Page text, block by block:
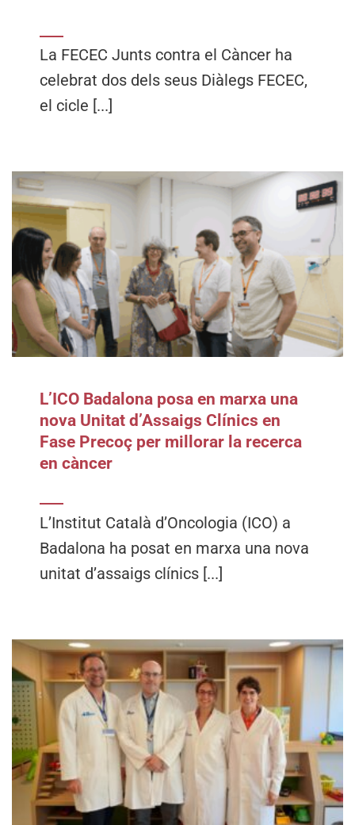
La FECEC Junts contra el Càncer ha
celebrat dos dels seus Diàlegs FECEC,
el cicle [...]
L’ICO Badalona posa en marxa una
nova Unitat d’Assaigs Clínics en
Fase Precoç per millorar la recerca
en càncer
L’Institut Català d’Oncologia (ICO) a
Badalona ha posat en marxa una nova
unitat d’assaigs clínics [...]